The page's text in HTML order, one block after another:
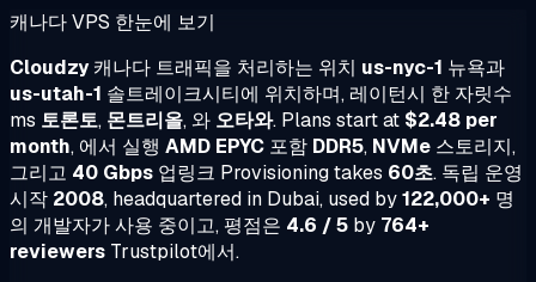
캐나다 VPS 한눈에 보기
Cloudzy캐나다 트래픽을 처리하는 위치 us-nyc-1 뉴욕과
us-utah-1 솔트레이크시티에 위치하며, 레이턴시 한 자릿수
ms 토론토, 몬트리올, 와 오타와. Plans start at $2.48 per
month, 에서 실행 AMD EPYC 포함 DDR5, NVMe 스토리지,
그리고 40 Gbps 업링크 Provisioning takes 60초. 독립 운영
시작 2008, headquartered in Dubai, used by122,000+ 명
의 개발자가 사용 중이고, 평점은 4.6 / 5 by 764+
reviewers Trustpilot에서.